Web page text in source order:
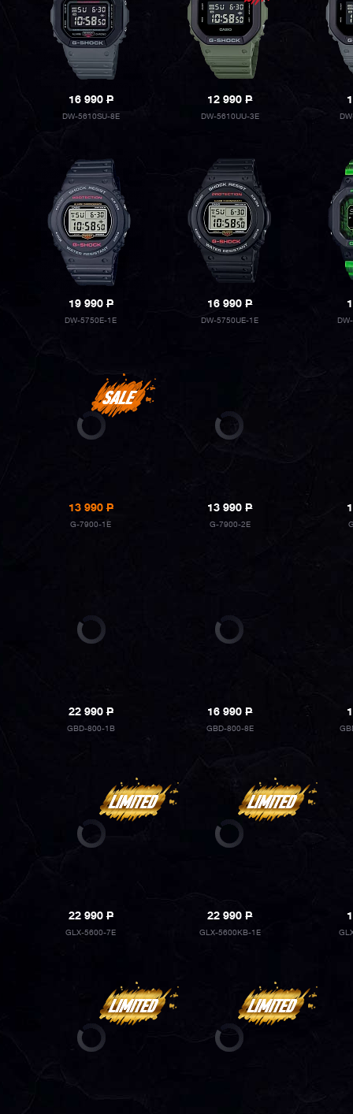
16 990P
DW-5610SU-8E
12 990P
DW-5610UU-3E
19 990P
DW-5750E-1E
16 990P
DW-5750UE-1E
13 990P
G-7900-1E
13 990P
G-7900-2E
22 990P
GBD-800-1B
16 990P
GBD-800-8E
22 990P
GLX-5600-7E
22 990P
GLX-5600KB-1E